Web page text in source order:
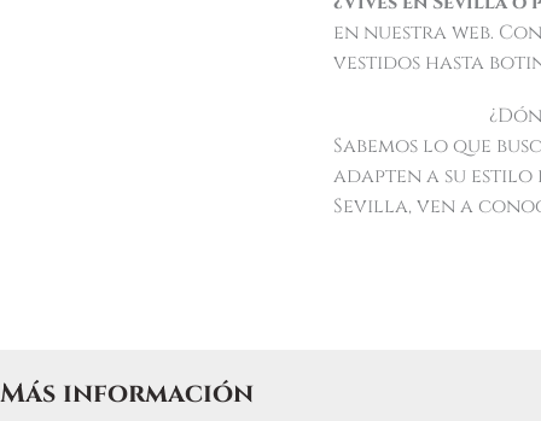
en nuestra web.
vestidos hasta
Sabemos lo que
adapten a su estilo
Sevilla, ven a
Más información